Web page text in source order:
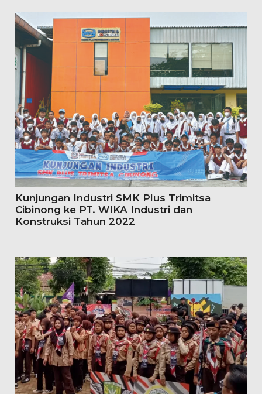
Kunjungan Industri SMK Plus Trimitsa
Cibinong ke PT. WIKA Industri dan
Konstruksi Tahun 2022